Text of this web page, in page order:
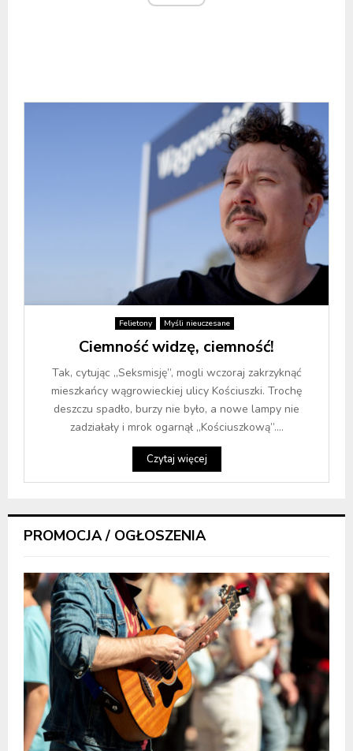
Felietony Myśli nieuczesane
Ciemność widzę, ciemność!
Tak, cytując „Seksmisję”, mogli wczoraj zakrzyknąć
mieszkańcy wągrowieckiej ulicy Kościuszki. Trochę
deszczu spadło, burzy nie było, a nowe lampy nie
zadziałały i mrok ogarnął „Kościuszkową”....
Czytaj więcej
PROMOCJA / OGŁOSZENIA